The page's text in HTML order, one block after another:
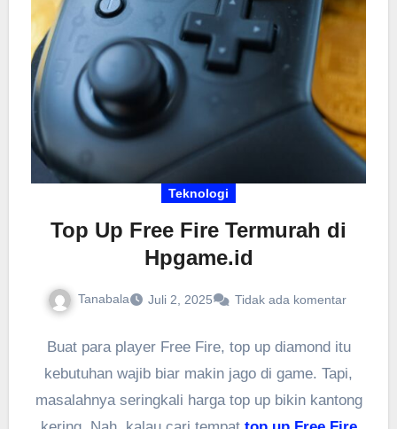
upgrade desain cuma jadi tebakan doang.
Teknologi
Top Up Free Fire Termurah di
Hpgame.id
Tanabala Juli 2, 2025 Tidak ada komentar
Buat para player Free Fire, top up diamond itu
kebutuhan wajib biar makin jago di game. Tapi,
masalahnya seringkali harga top up bikin kantong